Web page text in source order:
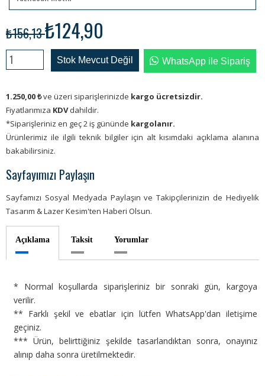
₺156,13₺124,90
Stok Mevcut Değil WhatsApp ile Sipariş
1.250,00₺ve üzeri siparişlerinizde kargo ücretsizdir.
Fiyatlarımıza KDVdahildir.
*Siparişleriniz en geç 2 iş gününde kargolanır.
Ürünlerimiz ile ilgili teknik bilgiler için alt kısımdaki açıklama alanına
bakabilirsiniz.
Sayfayımızı Paylaşın
Sayfamızı Sosyal Medyada Paylaşın ve Takipçilerinizin de Hediyelik
Tasarım & Lazer Kesim'ten Haberi Olsun.
Açıklama Taksit Yorumlar
* Normal koşullarda siparişleriniz bir sonraki gün, kargoya
verilir.
** Farklı şekil ve ebatlar için lütfen WhatsApp'dan iletişime
geçiniz.
*** Ürün, belirttiğiniz şekilde tasarlandıktan sonra, onayınız
alınıp daha sonra üretilmektedir.